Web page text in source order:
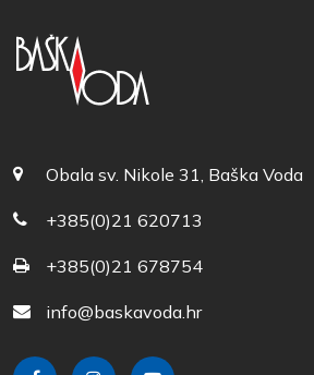
Obala sv. Nikole 31, Baška Voda
+385(0)21 620713
+385(0)21 678754
info@baskavoda.hr